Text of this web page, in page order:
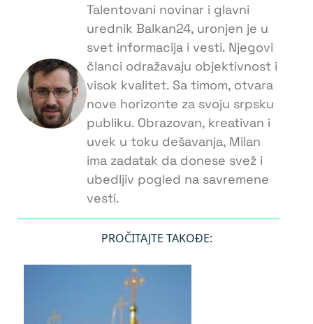
Talentovani novinar i glavni
urednik Balkan24, uronjen je u
svet informacija i vesti. Njegovi
članci odražavaju objektivnost i
visok kvalitet. Sa timom, otvara
nove horizonte za svoju srpsku
publiku. Obrazovan, kreativan i
uvek u toku dešavanja, Milan
ima zadatak da donese svež i
ubedljiv pogled na savremene
vesti.
PROČITAJTE TAKOĐE: